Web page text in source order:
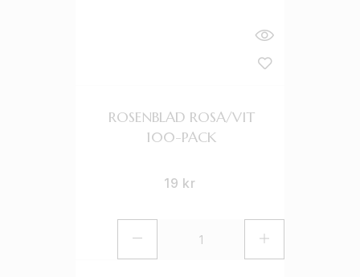
ROSENBLAD ROSA/VIT
100-PACK
19 kr